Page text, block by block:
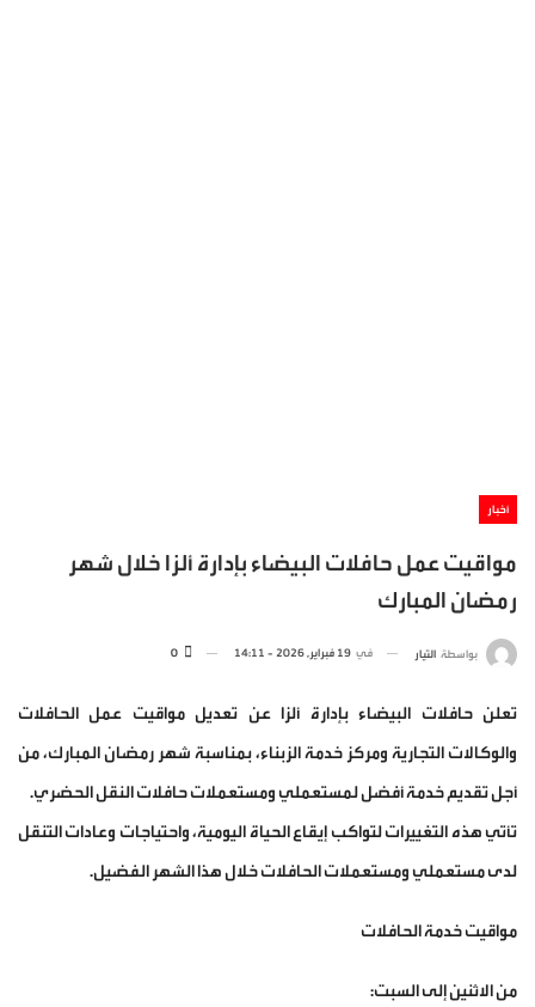
أخبار
مواقيت عمل حافلات البيضاء بإدارة ألزا خلال شهر
رمضان المبارك
بواسطة التيار في 19 فبراير, 2026 - 14:11
تعلن حافلات البيضاء بإدارة ألزا عن تعديل مواقيت عمل الحافلات
والوكالات التجارية ومركز خدمة الزبناء، بمناسبة شهر رمضان المبارك، من
أجل تقديم خدمة أفضل لمستعملي ومستعملات حافلات النقل الحضري.
تأتي هذه التغييرات لتواكب إيقاع الحياة اليومية، واحتياجات وعادات التنقل
لدى مستعملي ومستعملات الحافلات خلال هذا الشهر الفضيل.
مواقيت خدمة الحافلات
من الاثنين إلى السبت: